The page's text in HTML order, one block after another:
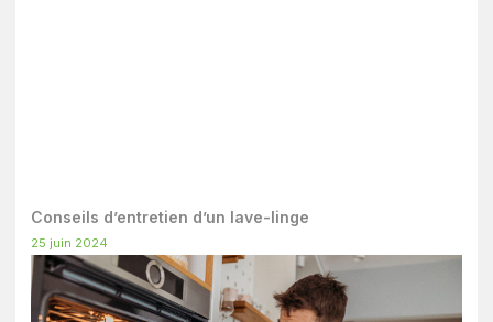
Conseils d’entretien d’un lave-linge
25 juin 2024